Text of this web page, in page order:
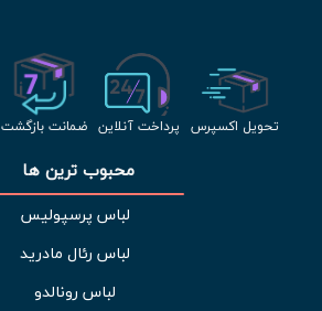
تحویل اکسپرس پرداخت آنلاین ضمانت بازگشت
محبوب ترین ها
لباس پرسپولیس
لباس رئال مادرید
لباس رونالدو